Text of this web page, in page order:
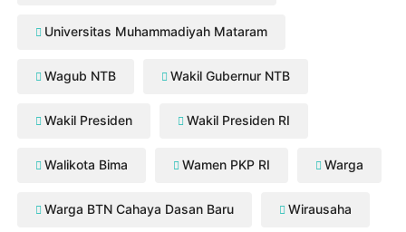
Universitas Muhammadiyah Mataram
Wagub NTB Wakil Gubernur NTB
Wakil Presiden Wakil Presiden RI
Walikota Bima Wamen PKP RI Warga
Warga BTN Cahaya Dasan Baru Wirausaha